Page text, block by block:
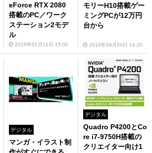
eForce RTX 2080
搭載のPC／ワーク
ステーション2モデ
ル
2019年01月11日 15:00
モリーH10搭載ゲー
ミングPCが12万円
台から
2019年09月20日 14:20
デジタル
マンガ・イラスト制
デジタル
Quadro P4200とCo
re i7-9750H搭載の
クリエイター向け1